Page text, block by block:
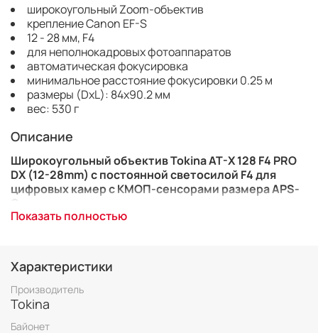
широкоугольный Zoom-объектив
крепление Canon EF-S
12 - 28 мм, F4
для неполнокадровых фотоаппаратов
автоматическая фокусировка
минимальное расстояние фокусировки 0.25 м
размеры (DхL): 84x90.2 мм
вес: 530 г
Описание
Широкоугольный объектив Tokina AT-X 128 F4 PRO
DX (12-28mm) с постоянной светосилой F4 для
цифровых камер с КМОП-сенсорами размера APS-
Ультразвуковой мотор:
Диаметр резьбы для светофильтра:
Tokina AT-X 128 F4 PRO DX (12-28mm) -
широкоугольный объектив с диапазоном фокусных
расстояний 12-28 мм, что на APS-C матрице
Показать полностью
Характеристики
Производитель
Tokina
Байонет